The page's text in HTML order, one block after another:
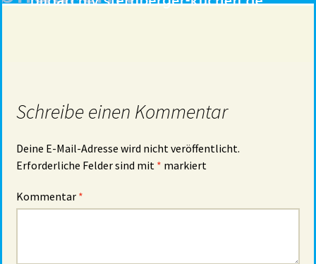
Schreibe einen Kommentar
Deine E-Mail-Adresse wird nicht veröffentlicht.
Erforderliche Felder sind mit * markiert
Kommentar *